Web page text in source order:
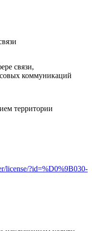
связи,
коммуникаций
территории
license/?id=%D0%9B030-